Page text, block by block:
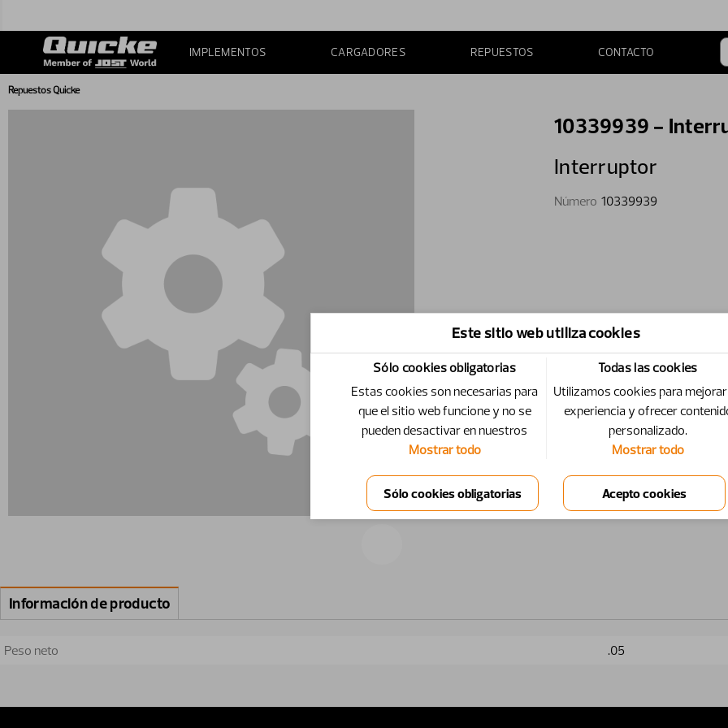
IMPLEMENTOS CARGADORES REPUESTOS CONTACTO
Repuestos Quicke
Información de producto
Peso neto .05
10339939 -
Interruptor
Número 10339939
Este sitio web utiliza cookies
Sólo cookies obligatorias
Estas cookies son necesarias para
que el sitio web funcione y no se
pueden desactivar en nuestros
Mostrar todo
Todas las cookies
Utilizamos cookies para
experiencia y ofrecer
personalizado.
Mostrar todo